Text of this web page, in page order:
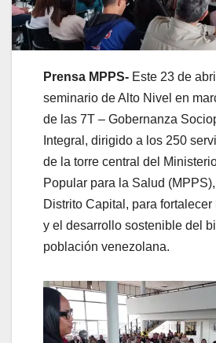
Prensa MPPS- Este 23 de
seminario de Alto Nivel en
de las 7T – Gobernanza
Integral, dirigido a los 250
de la torre central del
Popular para la Salud
Distrito Capital, para
y el desarrollo sostenible del
población venezolana.